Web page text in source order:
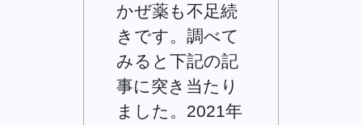
かぜ薬も不足続
きです。調べて
みると下記の記
事に突き当たり
ました。2021年